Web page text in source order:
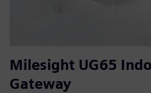
Milesight UG65
Gateway